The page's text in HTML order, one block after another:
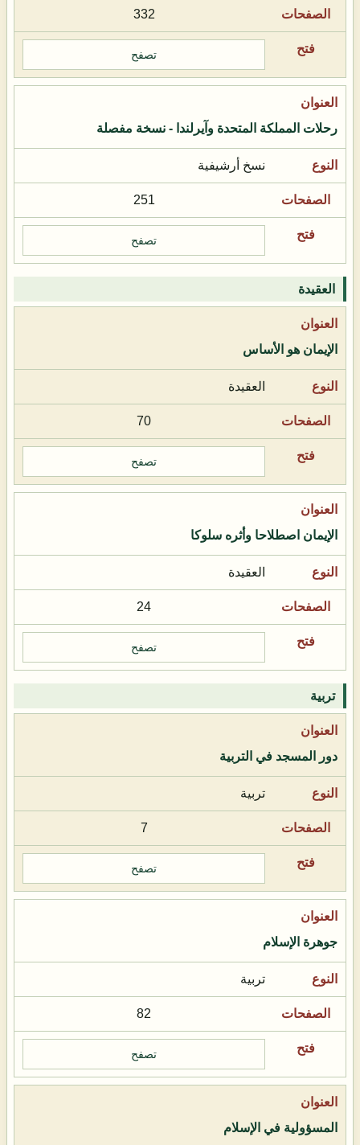
332
تصفح
رحلات المملكة المتحدة وآيرلندا - نسخة مفصلة
نسخ أرشيفية
251
تصفح
العقيدة
الإيمان هو الأساس
العقيدة
70
تصفح
الإيمان اصطلاحا وأثره سلوكا
العقيدة
24
تصفح
تربية
دور المسجد في التربية
تربية
7
تصفح
جوهرة الإسلام
تربية
82
تصفح
المسؤولية في الإسلام